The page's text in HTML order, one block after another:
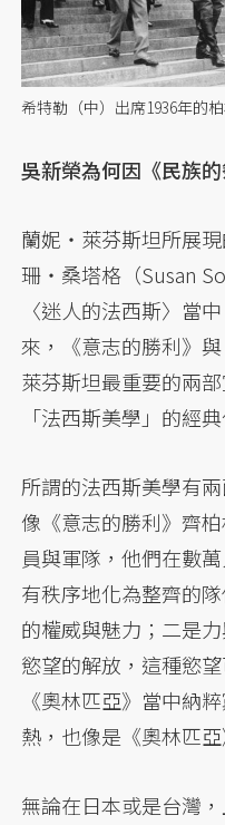
希特勒（中）出席1936年的
吳新榮為何因《民族
蘭妮・萊芬斯坦所展
珊・桑塔格（Susan
〈迷人的法西斯〉當
來，《意志的勝利》
萊芬斯坦最重要的兩
「法西斯美學」的經
所謂的法西斯美學有
像《意志的勝利》齊
員與軍隊，他們在數
有秩序地化為整齊的
的權威與魅力；二是
慾望的解放，這種慾
《奧林匹亞》當中納
熱，也像是《奧林匹
無論在日本或是台灣